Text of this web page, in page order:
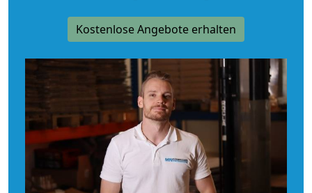
Kostenlose Angebote erhalten